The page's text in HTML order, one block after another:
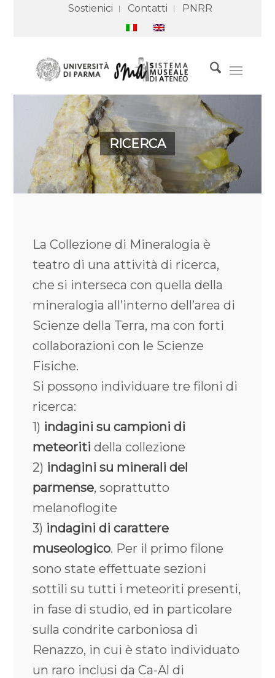
Sostienici Contatti PNRR
RICERCA
La Collezione di Mineralogia è
teatro di una attività di ricerca,
che si interseca con quella della
mineralogia all’interno dell’area di
Scienze della Terra, ma con forti
collaborazioni con le Scienze
Fisiche.
Si possono individuare tre filoni di
ricerca:
1) indagini su campioni di
meteoriti della collezione
2) indagini su minerali del
parmense, soprattutto
melanoflogite
3) indagini di carattere
museologico. Per il primo filone
sono state effettuate sezioni
sottili su tutti i meteoriti presenti,
in fase di studio, ed in particolare
sulla condrite carboniosa di
Renazzo, in cui è stato individuato
un raro inclusi da Ca-Al di